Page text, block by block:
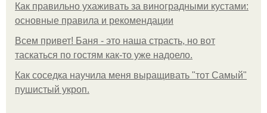
Как правильно ухаживать за виноградными кустами:
основные правила и рекомендации
Всем привет! Баня - это наша страсть, но вот
таскаться по гостям как-то уже надоело.
Как соседка научила меня выращивать "тот Самый"
пушистый укроп.